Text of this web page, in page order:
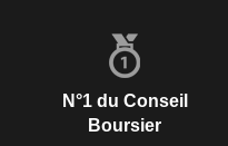
N°1 du Conseil
Boursier